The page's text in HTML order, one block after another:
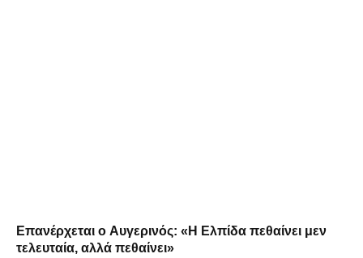
Επανέρχεται ο Αυγερινός: «Η Ελπίδα πεθαίνει μεν
τελευταία, αλλά πεθαίνει»